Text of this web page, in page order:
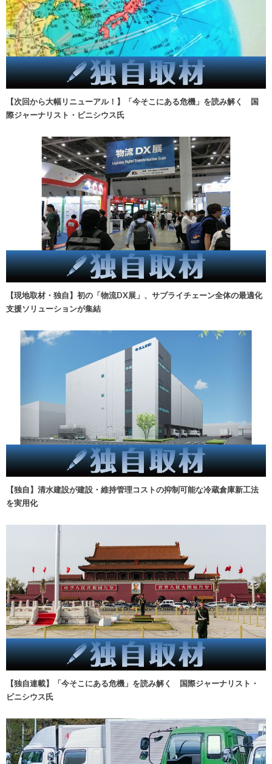
【次回から大幅リニューアル！】「今そこにある危機」を読み解く 国
際ジャーナリスト・ビニシウス氏
【現地取材・独自】初の「物流DX展」、サプライチェーン全体の最適化
支援ソリューションが集結
【独自】清水建設が建設・維持管理コストの抑制可能な冷蔵倉庫新工法
を実用化
【独自連載】「今そこにある危機」を読み解く 国際ジャーナリスト・
ビニシウス氏